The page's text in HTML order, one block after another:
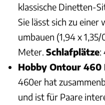
klassische Dinetten-
Sie lässt sich zu
umbauen (1,94 x
Meter. Schlafplätze:
Hobby Ontour 460
460er hat
und ist für Paare